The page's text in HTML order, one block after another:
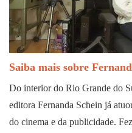
Saiba mais sobre
Do interior do Rio Grande do
editora Fernanda Schein já
do cinema e da publicidade.